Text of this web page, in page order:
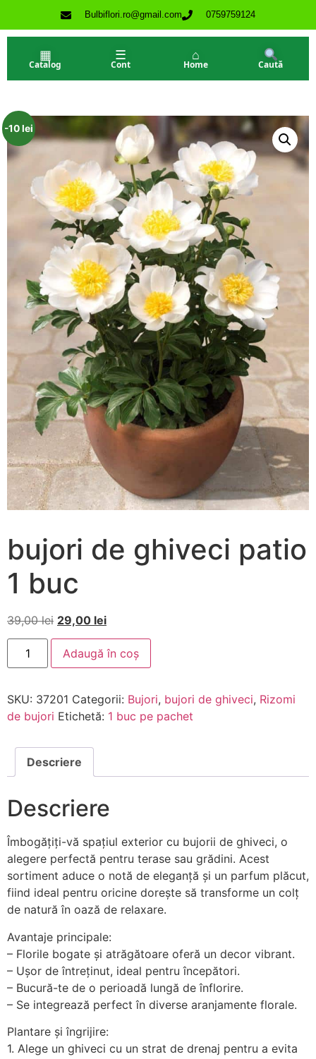
Bulbiflori.ro@gmail.com 0759759124
▦
Catalog
☰
Cont
⌂
Home Caută
-10 lei
bujori de ghiveci patio
1 buc
39,00lei 29,00 lei
Adaugă în coș
SKU: 37201 Categorii: Bujori, bujori de ghiveci, Rizomi
de bujori Etichetă: 1 buc pe pachet
Descriere
Descriere
Îmbogățiți-vă spațiul exterior cu bujorii de ghiveci, o
alegere perfectă pentru terase sau grădini. Acest
sortiment aduce o notă de eleganță și un parfum plăcut,
fiind ideal pentru oricine dorește să transforme un colț
de natură în oază de relaxare.
Avantaje principale:
– Florile bogate și atrăgătoare oferă un decor vibrant.
– Ușor de întreținut, ideal pentru începători.
– Bucură-te de o perioadă lungă de înflorire.
– Se integrează perfect în diverse aranjamente florale.
Plantare și îngrijire:
1. Alege un ghiveci cu un strat de drenaj pentru a evita